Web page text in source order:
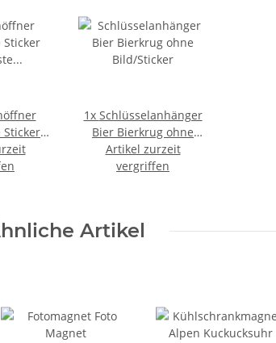
Sticker
1x Schlüsselanhänger
Bier Bierkrug ohne
Bild/Sticker
Artikel zurzeit
vergriffen
Artikel